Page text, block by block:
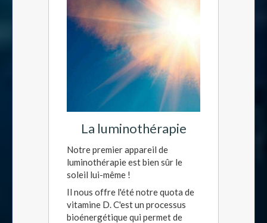
La luminothérapie
Notre premier appareil de
luminothérapie est bien sûr le
soleil lui-même !
Il nous offre l'été notre quota de
vitamine D. C'est un processus
bioénergétique qui permet de